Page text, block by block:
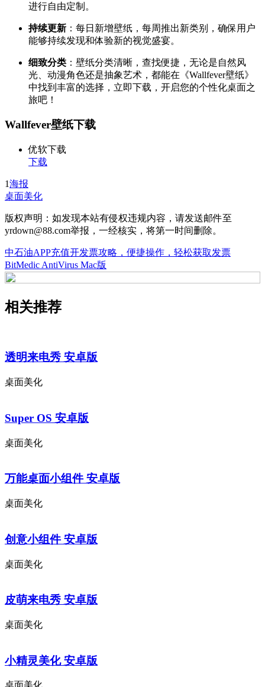
进行自由定制。
持续更新 ：每日新增壁纸，每周推出新类别，确保用户
能够持续发现和体验新的视觉盛宴。
细致分类 ：壁纸分类清晰，查找便捷，无论是自然风
光、动漫角色还是抽象艺术，都能在《Wallfever壁纸》
中找到丰富的选择，立即下载，开启您的个性化桌面之
旅吧！
Wallfever壁纸下载
优软下载
下载
1海报
桌面美化
版权声明：如发现本站有侵权违规内容，请发送邮件至
yrdown@88.com举报，一经核实，将第一时间删除。
中石油APP充值开发票攻略，便捷操作，轻松获取发票
BitMedic AntiVirus Mac版
相关推荐
透明来电秀 安卓版
桌面美化
Super OS 安卓版
桌面美化
万能桌面小组件 安卓版
桌面美化
创意小组件 安卓版
桌面美化
皮萌来电秀 安卓版
桌面美化
小精灵美化 安卓版